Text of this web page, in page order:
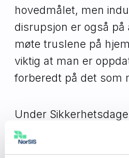
hovedmålet, men
disrupsjon er også på
møte truslene på
viktig at man er
forberedt på det som
Under
og utfordringene,
løsningene, og